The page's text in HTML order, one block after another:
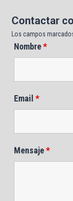
Contactar
Los campos
Nombre*
Email *
Mensaje*